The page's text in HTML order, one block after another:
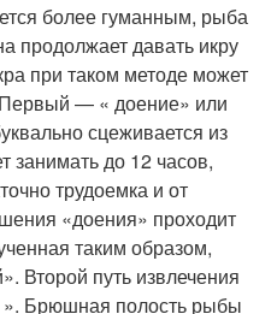
более гуманным, рыба
продолжает давать икру
при таком методе может
Первый — « доение» или
сцеживается из
занимать до 12 часов,
трудоемка и от
«доения» проходит
таким образом,
Второй путь извлечения
Брюшная полость рыбы